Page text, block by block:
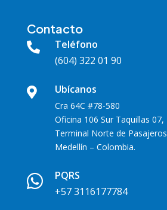
Contacto

Teléfono
(604) 322 01 90
 Ubícanos
Cra 64C #78-580
Oficina 106 Sur Taquillas 07,
Terminal Norte de Pasajeros
Medellín – Colombia.

PQRS
+57 3116177784